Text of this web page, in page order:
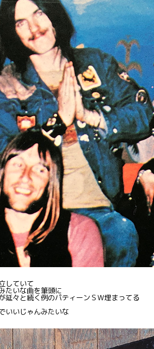
していて
たいな曲を筆頭に
延々と続く例のパティーンＳＷ埋まってる
いいじゃんみたいな